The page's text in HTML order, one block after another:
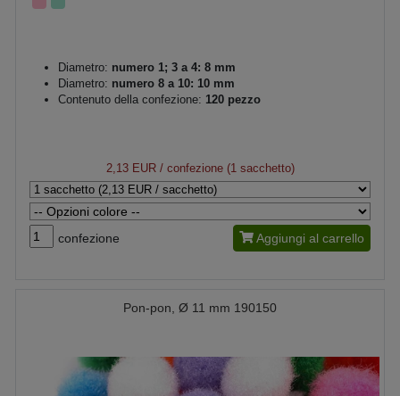
Diametro: numero 1; 3 a 4: 8 mm
Diametro: numero 8 a 10: 10 mm
Contenuto della confezione: 120 pezzo
2,13 EUR/ confezione (1 sacchetto)
confezione Aggiungi al carrello
Pon-pon, Ø 11 mm 190150